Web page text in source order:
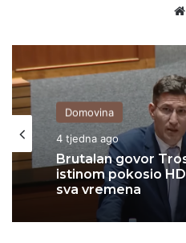
Domovina
4 tjedna ago
Brutalan govor
istinom pokosio
sva vremena